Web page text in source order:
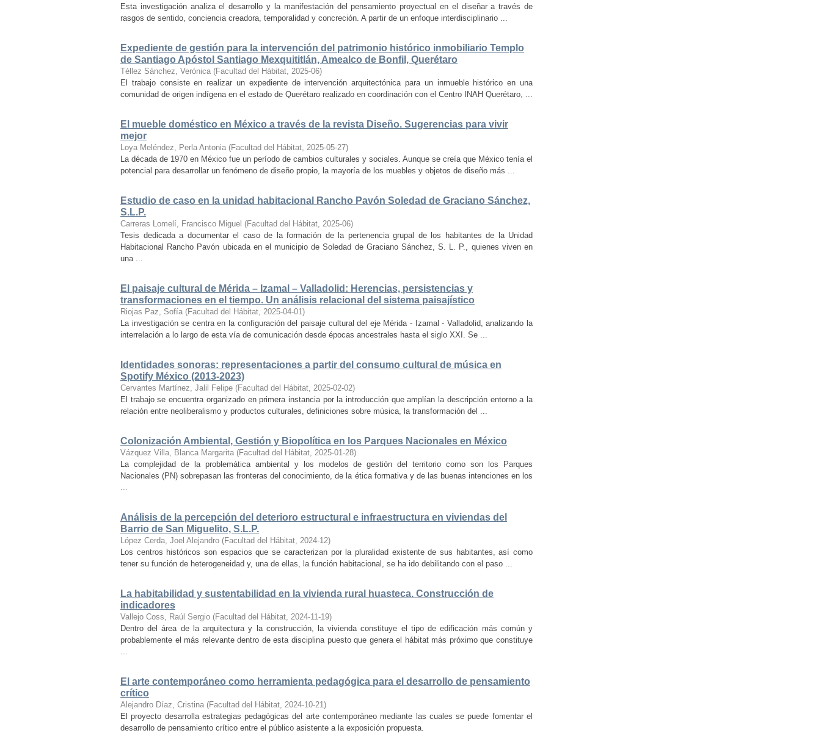
Esta investigación analiza el desarrollo y la manifestación del pensamiento proyectual en el diseñar a través de
rasgos de sentido, conciencia creadora, temporalidad y concreción. A partir de un enfoque interdisciplinario ...
Expediente de gestión para la intervención del patrimonio histórico inmobiliario Templo
de Santiago Apóstol Santiago Mexquititlán, Amealco de Bonfil, Querétaro
Téllez Sánchez, Verónica (Facultad del Hábitat, 2025-06)
El trabajo consiste en realizar un expediente de intervención arquitectónica para un inmueble histórico en una
comunidad de origen indígena en el estado de Querétaro realizado en coordinación con el Centro INAH Querétaro, ...
El mueble doméstico en México a través de la revista Diseño. Sugerencias para vivir
mejor
Loya Meléndez, Perla Antonia (Facultad del Hábitat, 2025-05-27)
La década de 1970 en México fue un período de cambios culturales y sociales. Aunque se creía que México tenía el
potencial para desarrollar un fenómeno de diseño propio, la mayoría de los muebles y objetos de diseño más ...
Estudio de caso en la unidad habitacional Rancho Pavón Soledad de Graciano Sánchez,
S.L.P.
Carreras Lomelí, Francisco Miguel (Facultad del Hábitat, 2025-06)
Tesis dedicada a documentar el caso de la formación de la pertenencia grupal de los habitantes de la Unidad
Habitacional Rancho Pavón ubicada en el municipio de Soledad de Graciano Sánchez, S. L. P., quienes viven en
una ...
El paisaje cultural de Mérida – Izamal – Valladolid: Herencias, persistencias y
transformaciones en el tiempo. Un análisis relacional del sistema paisajístico
Riojas Paz, Sofía (Facultad del Hábitat, 2025-04-01)
La investigación se centra en la configuración del paisaje cultural del eje Mérida - Izamal - Valladolid, analizando la
interrelación a lo largo de esta vía de comunicación desde épocas ancestrales hasta el siglo XXI. Se ...
Identidades sonoras: representaciones a partir del consumo cultural de música en
Spotify México (2013-2023)
Cervantes Martínez, Jalil Felipe (Facultad del Hábitat, 2025-02-02)
El trabajo se encuentra organizado en primera instancia por la introducción que amplían la descripción entorno a la
relación entre neoliberalismo y productos culturales, definiciones sobre música, la transformación del ...
Colonización Ambiental, Gestión y Biopolítica en los Parques Nacionales en México
Vázquez Villa, Blanca Margarita (Facultad del Hábitat, 2025-01-28)
La complejidad de la problemática ambiental y los modelos de gestión del territorio como son los Parques
Nacionales (PN) sobrepasan las fronteras del conocimiento, de la ética formativa y de las buenas intenciones en los
...
Análisis de la percepción del deterioro estructural e infraestructura en viviendas del
Barrio de San Miguelito, S.L.P.
López Cerda, Joel Alejandro (Facultad del Hábitat, 2024-12)
Los centros históricos son espacios que se caracterizan por la pluralidad existente de sus habitantes, así como
tener su función de heterogeneidad y, una de ellas, la función habitacional, se ha ido debilitando con el paso ...
La habitabilidad y sustentabilidad en la vivienda rural huasteca. Construcción de
indicadores
Vallejo Coss, Raúl Sergio (Facultad del Hábitat, 2024-11-19)
Dentro del área de la arquitectura y la construcción, la vivienda constituye el tipo de edificación más común y
probablemente el más relevante dentro de esta disciplina puesto que genera el hábitat más próximo que constituye
...
El arte contemporáneo como herramienta pedagógica para el desarrollo de pensamiento
crítico
Alejandro Díaz, Cristina (Facultad del Hábitat, 2024-10-21)
El proyecto desarrolla estrategias pedagógicas del arte contemporáneo mediante las cuales se puede fomentar el
desarrollo de pensamiento crítico entre el público asistente a la exposición propuesta.